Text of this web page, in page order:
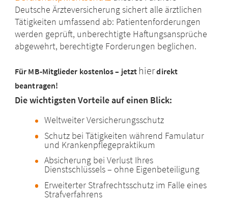
Deutsche Ärzteversicherung sichert alle ärztlichen
Tätigkeiten umfassend ab: Patientenforderungen
werden geprüft, unberechtigte Haftungsansprüche
abgewehrt, berechtigte Forderungen beglichen.
Für MB-Mitglieder kostenlos – jetzt hierdirekt
beantragen!
Die wichtigsten Vorteile auf einen Blick:
Weltweiter Versicherungsschutz
Schutz bei Tätigkeiten während Famulatur
und Krankenpflegepraktikum
Absicherung bei Verlust Ihres
Dienstschlüssels – ohne Eigenbeteiligung
Erweiterter Strafrechtsschutz im Falle eines
Strafverfahrens